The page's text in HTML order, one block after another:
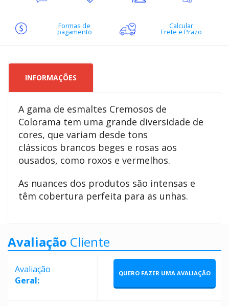
Comentário informações
Formas de
pagamento
Calcular
Frete e Prazo
INFORMAÇÕES
A gama de esmaltes Cremosos de
Colorama tem uma grande diversidade de
cores, que variam desde tons
clássicos brancos beges e rosas aos
ousados, como roxos e vermelhos.
As nuances dos produtos são intensas e
têm cobertura perfeita para as unhas.
Avaliação Cliente
Avaliação
Geral:
QUERO FAZER UMA AVALIAÇÃO